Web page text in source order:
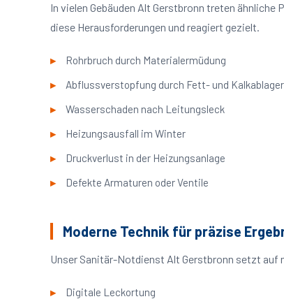
In vielen Gebäuden Alt Gerstbronn treten
diese Herausforderungen und reagiert gezielt.
Rohrbruch durch Materialermüdung
Abflussverstopfung durch Fett- und
Wasserschaden nach Leitungsleck
Heizungsausfall im Winter
Druckverlust in der Heizungsanlage
Defekte Armaturen oder Ventile
Moderne Technik für präzise
Unser Sanitär-Notdienst Alt Gerstbronn setzt auf
Digitale Leckortung